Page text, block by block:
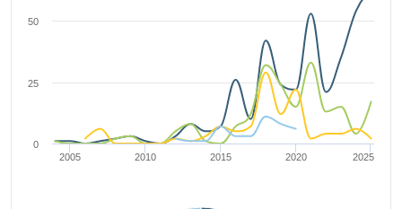
2005 2010 2015 2020 2025
0
25
50